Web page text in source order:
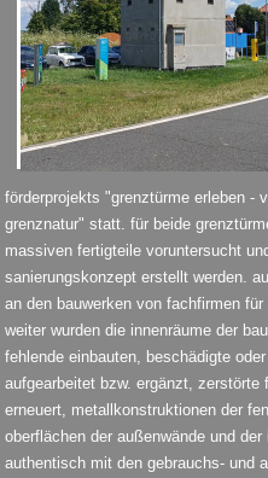
förderprojekts "grenztürme erleben -
grenznatur" statt. für beide
massiven fertigteile voruntersucht
sanierungskonzept erstellt werden.
an den bauwerken von fachfirmen für
weiter wurden die innenräume der
fehlende einbauten, beschädigte
aufgearbeitet bzw. ergänzt,
erneuert, metallkonstruktionen der
oberflächen der außenwände und
authentisch mit den gebrauchs- und